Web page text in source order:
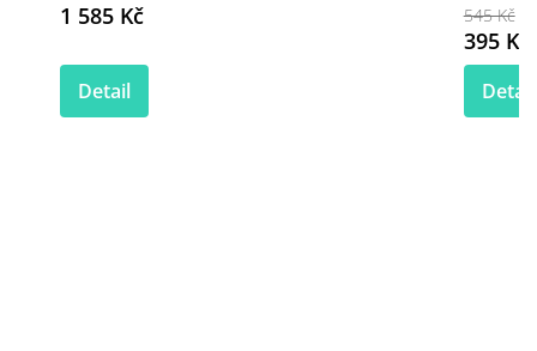
1 585 Kč
Detail
545 Kč
395 Kč
Detail